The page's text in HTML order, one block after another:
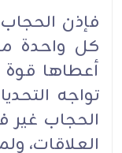
فإذن
كل واحدة
أعطاها
تواجه
الحجاب غير
العلاقات،